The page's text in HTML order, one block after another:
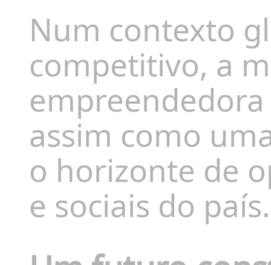
Num contexto
competitivo, a
assim como
o horizonte de
e sociais do país.